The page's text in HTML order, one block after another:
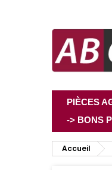
PIÈCES
-> BONS
Accueil